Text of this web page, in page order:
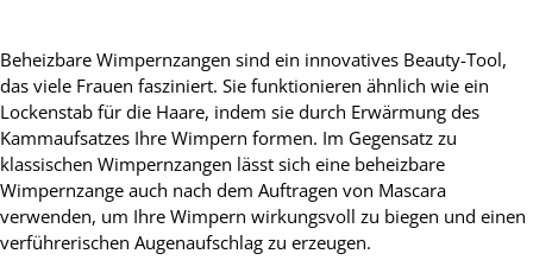
Beheizbare Wimpernzangen sind ein innovatives Beauty-Tool,
das viele Frauen fasziniert. Sie funktionieren ähnlich wie ein
Lockenstab für die Haare, indem sie durch Erwärmung des
Kammaufsatzes Ihre Wimpern formen. Im Gegensatz zu
klassischen Wimpernzangen lässt sich eine beheizbare
Wimpernzange auch nach dem Auftragen von Mascara
verwenden, um Ihre Wimpern wirkungsvoll zu biegen und einen
verführerischen Augenaufschlag zu erzeugen.